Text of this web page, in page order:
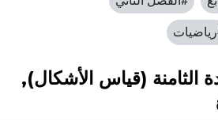
الثامنة (قياس الأشكال),